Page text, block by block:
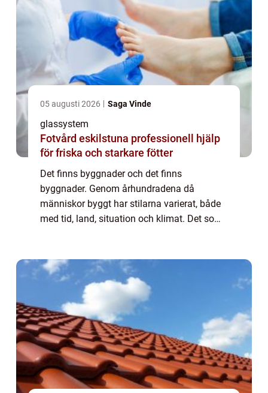
05 augusti 2026 Saga Vinde
glassystem
Fotvård eskilstuna professionell hjälp
för friska och starkare fötter
Det finns byggnader och det finns
byggnader. Genom århundradena då
människor byggt har stilarna varierat, både
med tid, land, situation och klimat. Det som